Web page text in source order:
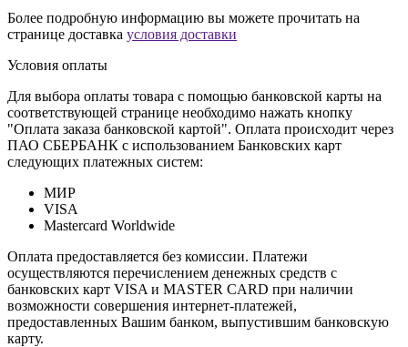
Более подробную информацию вы можете прочитать на
странице доставка условия доставки
Условия оплаты
Для выбора оплаты товара с помощью банковской карты на
соответствующей странице необходимо нажать кнопку
"Оплата заказа банковской картой". Оплата происходит через
ПАО СБЕРБАНК с использованием Банковских карт
следующих платежных систем:
МИР
VISA
Mastercard Worldwide
Оплата предоставляется без комиссии. Платежи
осуществляются перечислением денежных средств с
банковских карт VISA и MASTER CARD при наличии
возможности совершения интернет-платежей,
предоставленных Вашим банком, выпустившим банковскую
карту.